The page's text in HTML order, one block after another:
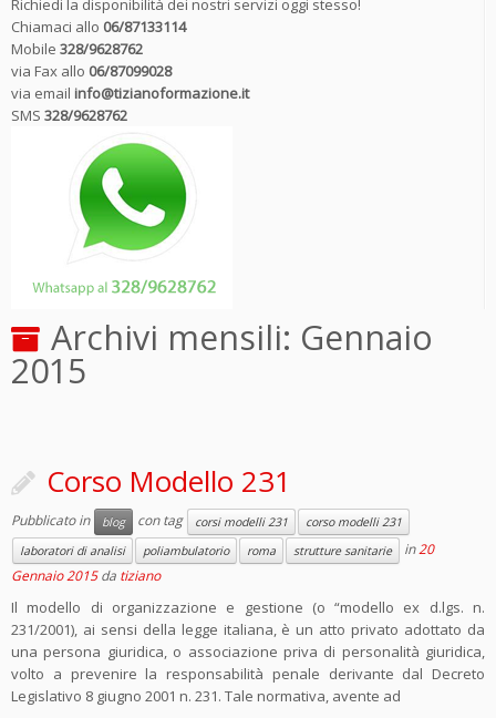
Richiedi la disponibilità dei nostri servizi oggi stesso!
Chiamaci allo 06/87133114
Mobile 328/9628762
via Fax allo 06/87099028
via email info@tizianoformazione.it
SMS 328/9628762
Archivi mensili: Gennaio
2015
Corso Modello 231
Pubblicato in blog con tag corsi modelli 231
corso modelli 231
laboratori di analisi
poliambulatorio roma strutture sanitarie in20
Gennaio 2015 da tiziano
Il modello di organizzazione e gestione (o “modello ex d.lgs. n.
231/2001), ai sensi della legge italiana, è un atto privato adottato da
una persona giuridica, o associazione priva di personalità giuridica,
volto a prevenire la responsabilità penale derivante dal Decreto
Legislativo 8 giugno 2001 n. 231. Tale normativa, avente ad